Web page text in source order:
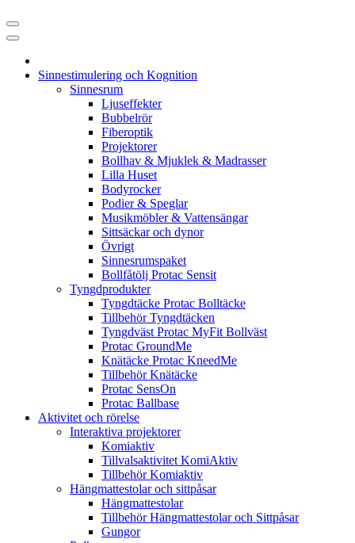
Sinnestimulering och Kognition
Sinnesrum
Ljuseffekter
Bubbelrör
Fiberoptik
Projektorer
Bollhav & Mjuklek & Madrasser
Lilla Huset
Bodyrocker
Podier & Speglar
Musikmöbler & Vattensängar
Sittsäckar och dynor
Övrigt
Sinnesrumspaket
Bollfåtölj Protac Sensit
Tyngdprodukter
Tyngdtäcke Protac Bolltäcke
Tillbehör Tyngdtäcken
Tyngdväst Protac MyFit Bollväst
Protac GroundMe
Knätäcke Protac KneedMe
Tillbehör Knätäcke
Protac SensOn
Protac Ballbase
Aktivitet och rörelse
Interaktiva projektorer
Komiaktiv
Tillvalsaktivitet KomiAktiv
Tillbehör Komiaktiv
Hängmattestolar och sittpåsar
Hängmattestolar
Tillbehör Hängmattestolar och Sittpåsar
Gungor